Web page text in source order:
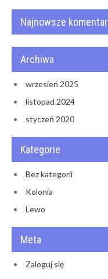
Najnowsze
Archiwa
wrzesień 2025
listopad 2024
styczeń 2020
Kategorie
Bez kategorii
Kolonia
Lewo
Meta
Zaloguj się